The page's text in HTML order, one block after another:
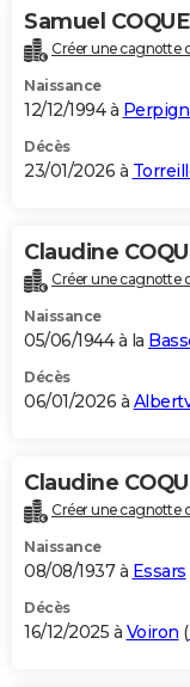
Samuel
Créer une cagnotte
Naissance
12/12/1994 à
Décès
23/01/2026 à
Claudine
Créer une cagnotte
Naissance
05/06/1944 à la
Décès
06/01/2026 à
Claudine
Créer une cagnotte
Naissance
08/08/1937 à Essars
Décès
16/12/2025 à Voiron (